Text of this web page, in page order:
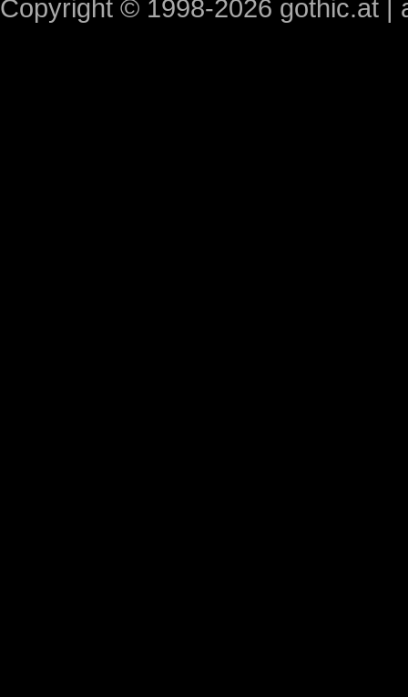
Copyright © 1998-2026 gothic.at |